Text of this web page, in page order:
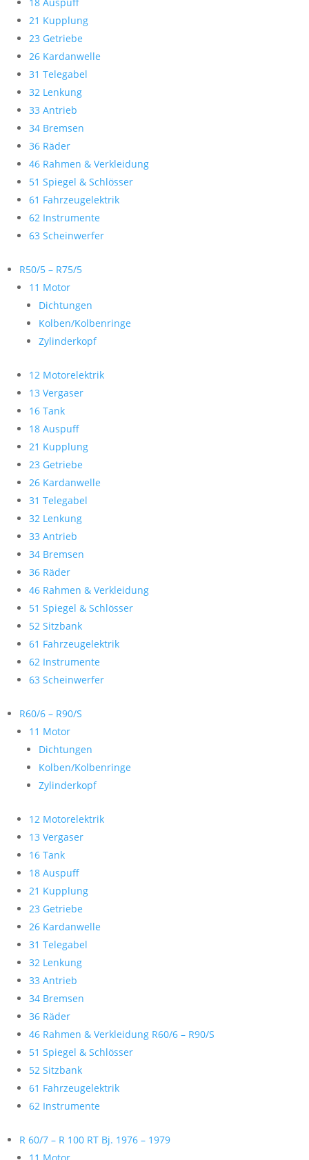
21 Kupplung
23 Getriebe
26 Kardanwelle
31 Telegabel
32 Lenkung
33 Antrieb
34 Bremsen
36 Räder
46 Rahmen & Verkleidung
51 Spiegel & Schlösser
61 Fahrzeugelektrik
62 Instrumente
63 Scheinwerfer
R50/5 – R75/5
11 Motor
Dichtungen
Kolben/Kolbenringe
Zylinderkopf
12 Motorelektrik
13 Vergaser
16 Tank
18 Auspuff
21 Kupplung
23 Getriebe
26 Kardanwelle
31 Telegabel
32 Lenkung
33 Antrieb
34 Bremsen
36 Räder
46 Rahmen & Verkleidung
51 Spiegel & Schlösser
52 Sitzbank
61 Fahrzeugelektrik
62 Instrumente
63 Scheinwerfer
R60/6 – R90/S
11 Motor
Dichtungen
Kolben/Kolbenringe
Zylinderkopf
12 Motorelektrik
13 Vergaser
16 Tank
18 Auspuff
21 Kupplung
23 Getriebe
26 Kardanwelle
31 Telegabel
32 Lenkung
33 Antrieb
34 Bremsen
36 Räder
46 Rahmen & Verkleidung R60/6 – R90/S
51 Spiegel & Schlösser
52 Sitzbank
61 Fahrzeugelektrik
62 Instrumente
R 60/7 – R 100 RT Bj. 1976 – 1979